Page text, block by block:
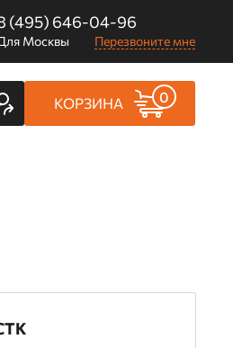
(495) 646-04-96
Москвы Перезвоните мне
КОРЗИНА 0